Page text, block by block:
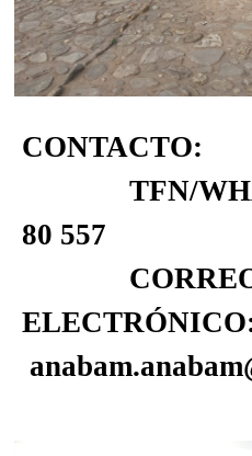
CONTACTO:
TFN/
80 557